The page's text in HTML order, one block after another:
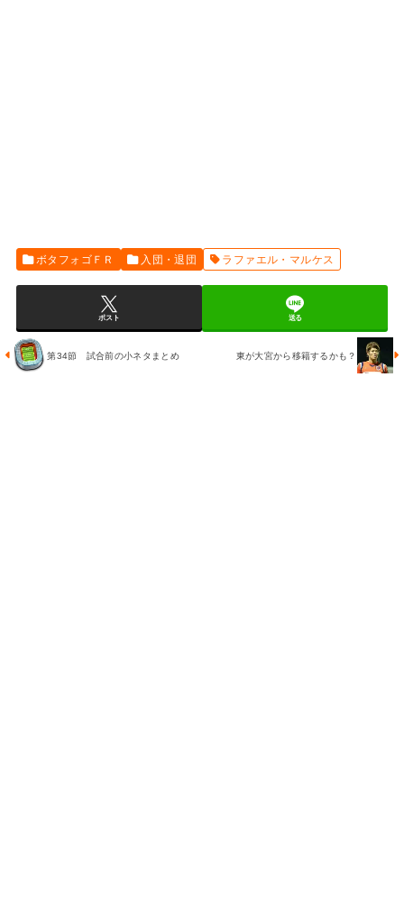
ボタフォゴＦＲ 入団・退団 ラファエル・マルケス
ポスト 送る
第34節 試合前の小ネタまとめ 東が大宮から移籍するかも？